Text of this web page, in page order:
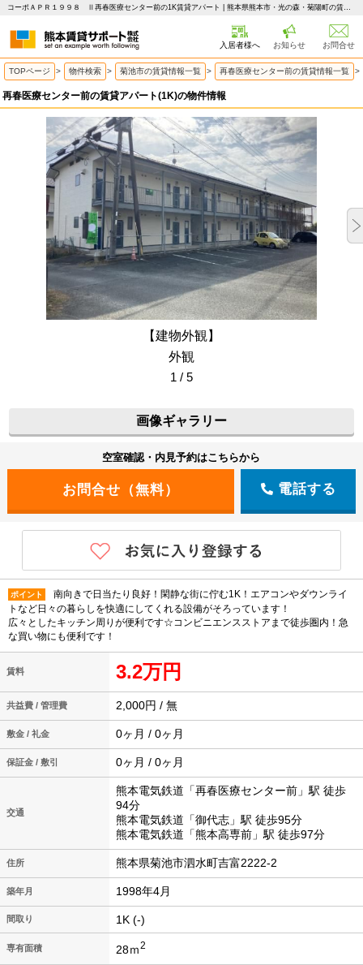
コーポＡＰＲ１９９８ Ⅱ再春医療センター前の1K賃貸アパート | 熊本県熊本市・光の森・菊陽町の賃貸はピタットハウス 熊本賃貸サポート
入居者様へ お知らせ お問合せ
TOPページ > 物件検索 > 菊池市の賃貸情報一覧 > 再春医療センター前の賃貸情報一覧 >
再春医療センター前の賃貸アパート(1K)の物件情報
【建物外観】
外観
1 / 5
画像ギャラリー
空室確認・内見予約はこちらから
電話する
ポイント
南向きで日当たり良好！閑静な街に佇む1K！エアコンやダウンライ
トなど日々の暮らしを快適にしてくれる設備がそろっています！
広々としたキッチン周りが便利です☆コンビニエンスストアまで徒歩圏内！急
な買い物にも便利です！
賃料 3.2万円
共益費 / 管理費 2,000円 / 無
敷金 / 礼金 0ヶ月 / 0ヶ月
保証金 / 敷引 0ヶ月 / 0ヶ月
交通
熊本電気鉄道「再春医療センター前」駅 徒歩
94分
熊本電気鉄道「御代志」駅 徒歩95分
熊本電気鉄道「熊本高専前」駅 徒歩97分
住所 熊本県菊池市泗水町吉富2222-2
築年月 1998年4月
間取り 1K (-)
専有面積 28ｍ2